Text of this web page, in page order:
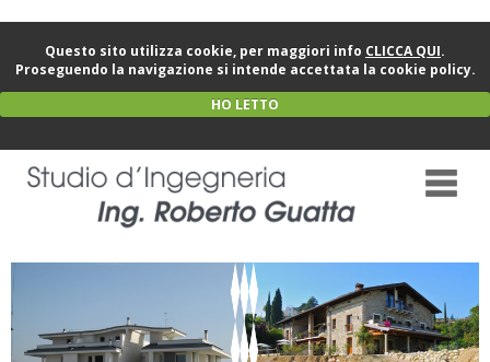
Questo sito utilizza cookie, per maggiori info CLICCA QUI.
Proseguendo la navigazione si intende accettata la cookie policy.
HO LETTO